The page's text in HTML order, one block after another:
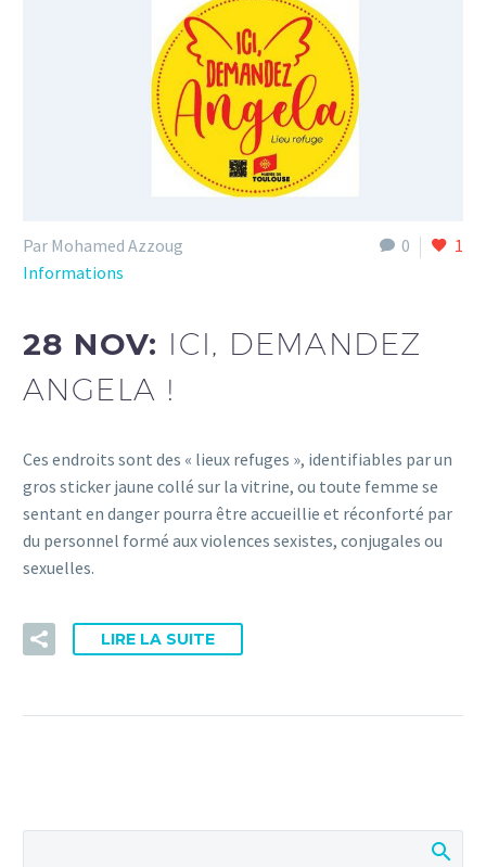
0 1
Par Mohamed Azzoug
Informations
28 NOV: ICI, DEMANDEZ
ANGELA !
Ces endroits sont des « lieux refuges », identifiables par un
gros sticker jaune collé sur la vitrine, ou toute femme se
sentant en danger pourra être accueillie et réconforté par
du personnel formé aux violences sexistes, conjugales ou
sexuelles.
LIRE LA SUITE